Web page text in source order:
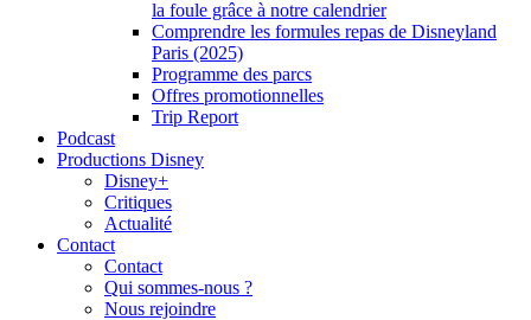
la foule grâce à notre calendrier
Comprendre les formules repas de Disneyland
Paris (2025)
Programme des parcs
Offres promotionnelles
Trip Report
Podcast
Productions Disney
Disney+
Critiques
Actualité
Contact
Contact
Qui sommes-nous ?
Nous rejoindre